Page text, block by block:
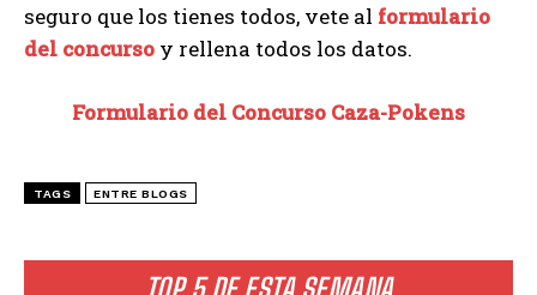
seguro que los tienes todos, vete al formulario
del concurso y rellena todos los datos.
Formulario del Concurso Caza-Pokens
TAGS ENTRE BLOGS